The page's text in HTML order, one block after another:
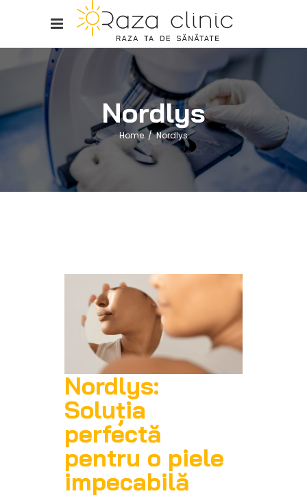
Nordlys
Home/Nordlys
Nordlys:
Soluția
perfectă
pentru o piele
impecabilă